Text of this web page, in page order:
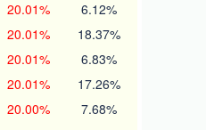
20.01% 6.12%
20.01% 18.37%
20.01% 6.83%
20.01% 17.26%
20.00% 7.68%